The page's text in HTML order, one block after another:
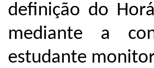
definição do
mediante a
estudante